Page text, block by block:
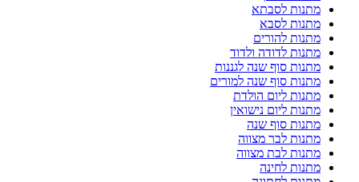
מתנות לסבתא
מתנות לסבא
מתנות להורים
מתנות לדודה ולדוד
מתנות סוף שנה לגננות
מתנות סוף שנה למורים
מתנות ליום הולדת
מתנות ליום נישואין
מתנות סוף שנה
מתנות לבר מצווה
מתנות לבת מצווה
מתנות לחינה